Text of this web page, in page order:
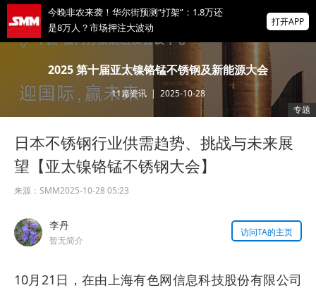
今晚非农来袭！华尔街预测“打架”：1.8万还
是8万人？市场押注大波动
为有色行业打造的神器
成都10万吨/年新能源动力电池回收项目一期
黄金回调结束信号出现？BCA称最大逆风已
消退，黄金不用等降息也能涨
打开APP
2025 第十届亚太镍铬锰不锈钢及新能源大会
11篇资讯| 2025-10-28
专题
日本不锈钢行业供需趋势、挑战与未来展
望【亚太镍铬锰不锈钢大会】
来源： SMM2025-10-28 05:23
李丹
暂无简介
访问TA的主页
10月21日，在由上海有色网信息科技股份有限公司